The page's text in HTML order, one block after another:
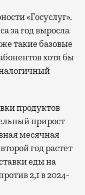
«Госуслуг».
за год выросла
такие базовые
хотя бы
продуктов
прирост
месячная
год растет
еды на
2,1 в 2024-